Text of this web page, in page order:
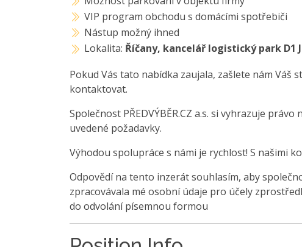
VIP program obchodu s domácími spotřebiči
Nástup možný ihned
Lokalita: Říčany, kancelář logistický park D1
Pokud Vás tato nabídka zaujala, zašlete nám Váš
kontaktovat.
Společnost PŘEDVÝBĚR.CZ a.s. si vyhrazuje
uvedené požadavky.
Výhodou spolupráce s námi je rychlost! S našimi
Odpovědí na tento inzerát souhlasím, aby
zpracovávala mé osobní údaje pro účely
do odvolání písemnou formou